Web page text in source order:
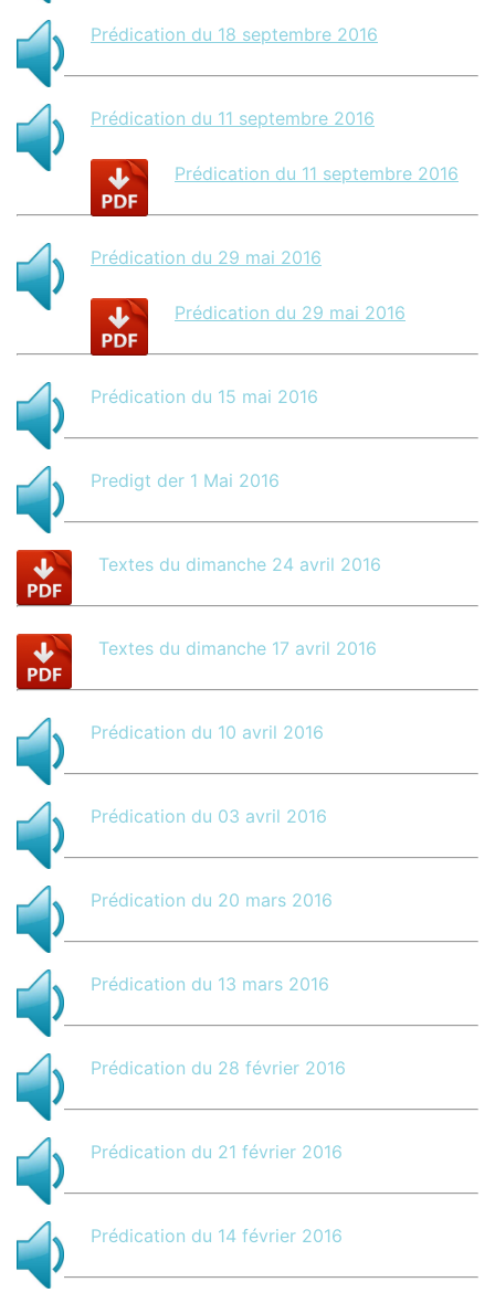
Prédication du 18 septembre 2016
Prédication du 11 septembre 2016
Prédication du 11 septembre 2016
Prédication du 29 mai 2016
Prédication du 29 mai 2016
Prédication du 15 mai 2016
Predigt der 1 Mai 2016
Textes du dimanche 24 avril 2016
Textes du dimanche 17 avril 2016
Prédication du 10 avril 2016
Prédication du 03 avril 2016
Prédication du 20 mars 2016
Prédication du 13 mars 2016
Prédication du 28 février 2016
Prédication du 21 février 2016
Prédication du 14 février 2016